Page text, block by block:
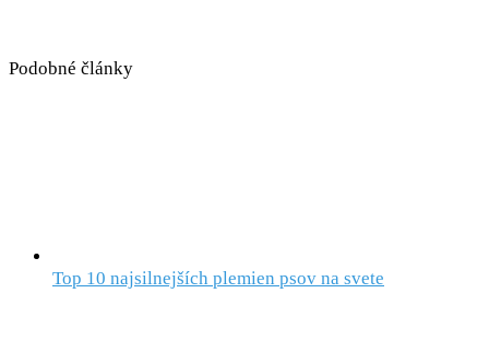
Podobné články
Top 10 najsilnejších plemien psov na svete